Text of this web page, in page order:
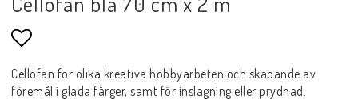
Lägg till i favoritlistan
Cellofan för olika kreativa hobbyarbeten och skapande av
föremål i glada färger, samt för inslagning eller prydnad.